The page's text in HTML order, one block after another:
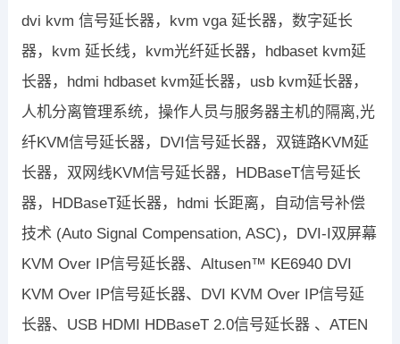
dvi kvm 信号延长器，kvm vga 延长器，数字延长
器，kvm 延长线，kvm光纤延长器，hdbaset kvm延
长器，hdmi hdbaset kvm延长器，usb kvm延长器，
人机分离管理系统，操作人员与服务器主机的隔离,光
纤KVM信号延长器，DVI信号延长器，双链路KVM延
长器，双网线KVM信号延长器，HDBaseT信号延长
器，HDBaseT延长器，hdmi 长距离，自动信号补偿
技术 (Auto Signal Compensation, ASC)，DVI-I双屏幕
KVM Over IP信号延长器、Altusen™ KE6940 DVI
KVM Over IP信号延长器、DVI KVM Over IP信号延
长器、USB HDMI HDBaseT 2.0信号延长器 、ATEN